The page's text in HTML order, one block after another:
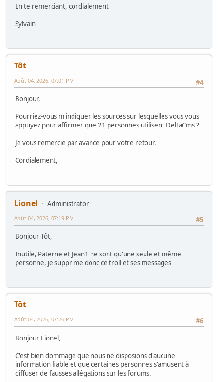
En te remerciant, cordialement
Sylvain
Tôt
#4
Août 04, 2026, 07:01 PM
Bonjour,
Pourriez-vous m'indiquer les sources sur lesquelles vous vous
appuyez pour affirmer que 21 personnes utilisent DeltaCms ?
Je vous remercie par avance pour votre retour.
Cordialement,
Lionel
Administrator
#5
Août 04, 2026, 07:19 PM
Bonjour Tôt,
Inutile, Paterne et Jean1 ne sont qu'une seule et même
personne, je supprime donc ce troll et ses messages
Tôt
#6
Août 04, 2026, 07:26 PM
Bonjour Lionel,
C'est bien dommage que nous ne disposions d'aucune
information fiable et que certaines personnes s'amusent à
diffuser de fausses allégations sur les forums.